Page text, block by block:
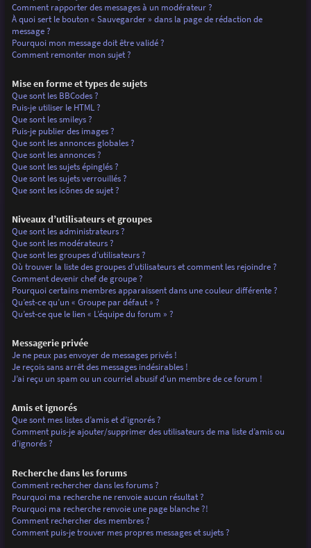
Comment rapporter des messages à un modérateur ?
À quoi sert le bouton « Sauvegarder » dans la page de rédaction de
message ?
Pourquoi mon message doit être validé ?
Comment remonter mon sujet ?
Mise en forme et types de sujets
Que sont les BBCodes ?
Puis-je utiliser le HTML ?
Que sont les smileys ?
Puis-je publier des images ?
Que sont les annonces globales ?
Que sont les annonces ?
Que sont les sujets épinglés ?
Que sont les sujets verrouillés ?
Que sont les icônes de sujet ?
Niveaux d’utilisateurs et groupes
Que sont les administrateurs ?
Que sont les modérateurs ?
Que sont les groupes d’utilisateurs ?
Où trouver la liste des groupes d’utilisateurs et comment les rejoindre ?
Comment devenir chef de groupe ?
Pourquoi certains membres apparaissent dans une couleur différente ?
Qu’est-ce qu’un « Groupe par défaut » ?
Qu’est-ce que le lien « L’équipe du forum » ?
Messagerie privée
Je ne peux pas envoyer de messages privés !
Je reçois sans arrêt des messages indésirables !
J’ai reçu un spam ou un courriel abusif d’un membre de ce forum !
Amis et ignorés
Que sont mes listes d’amis et d’ignorés ?
Comment puis-je ajouter/supprimer des utilisateurs de ma liste d’amis ou
d’ignorés ?
Recherche dans les forums
Comment rechercher dans les forums ?
Pourquoi ma recherche ne renvoie aucun résultat ?
Pourquoi ma recherche renvoie une page blanche ?!
Comment rechercher des membres ?
Comment puis-je trouver mes propres messages et sujets ?